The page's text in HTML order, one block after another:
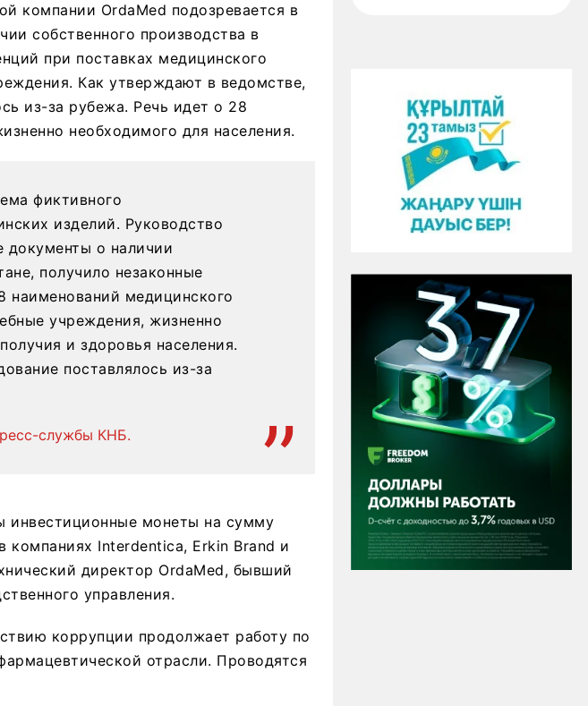
компании OrdaMed подозревается в
собственного производства в
при поставках медицинского
Как утверждают в ведомстве,
из-за рубежа. Речь идет о 28
необходимого для населения.
фиктивного
изделий. Руководство
документы о наличии
получило незаконные
наименований медицинского
учреждения, жизненно
и здоровья населения.
поставлялось из-за
службы КНБ.
инвестиционные монеты на сумму
компаниях Interdentica, Erkin Brand и
директор OrdaMed, бывший
управления.
коррупции продолжает работу по
отрасли. Проводятся